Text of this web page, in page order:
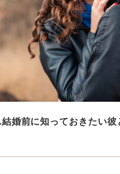
婚前に知っておきたい彼